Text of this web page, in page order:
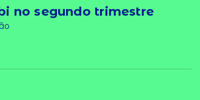
no segundo trimestre